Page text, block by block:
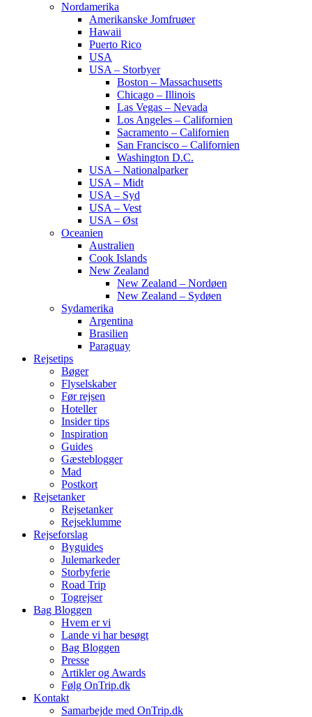
Nordamerika
Amerikanske Jomfruøer
Hawaii
Puerto Rico
USA
USA – Storbyer
Boston – Massachusetts
Chicago – Illinois
Las Vegas – Nevada
Los Angeles – Californien
Sacramento – Californien
San Francisco – Californien
Washington D.C.
USA – Nationalparker
USA – Midt
USA – Syd
USA – Vest
USA – Øst
Oceanien
Australien
Cook Islands
New Zealand
New Zealand – Nordøen
New Zealand – Sydøen
Sydamerika
Argentina
Brasilien
Paraguay
Rejsetips
Bøger
Flyselskaber
Før rejsen
Hoteller
Insider tips
Inspiration
Guides
Gæsteblogger
Mad
Postkort
Rejsetanker
Rejsetanker
Rejseklumme
Rejseforslag
Byguides
Julemarkeder
Storbyferie
Road Trip
Togrejser
Bag Bloggen
Hvem er vi
Lande vi har besøgt
Bag Bloggen
Presse
Artikler og Awards
Følg OnTrip.dk
Kontakt
Samarbejde med OnTrip.dk